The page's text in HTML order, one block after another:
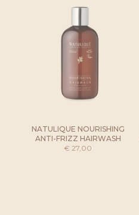
NATULIQUE NOURISHING
ANTI-FRIZZ HAIRWASH
€ 27,00